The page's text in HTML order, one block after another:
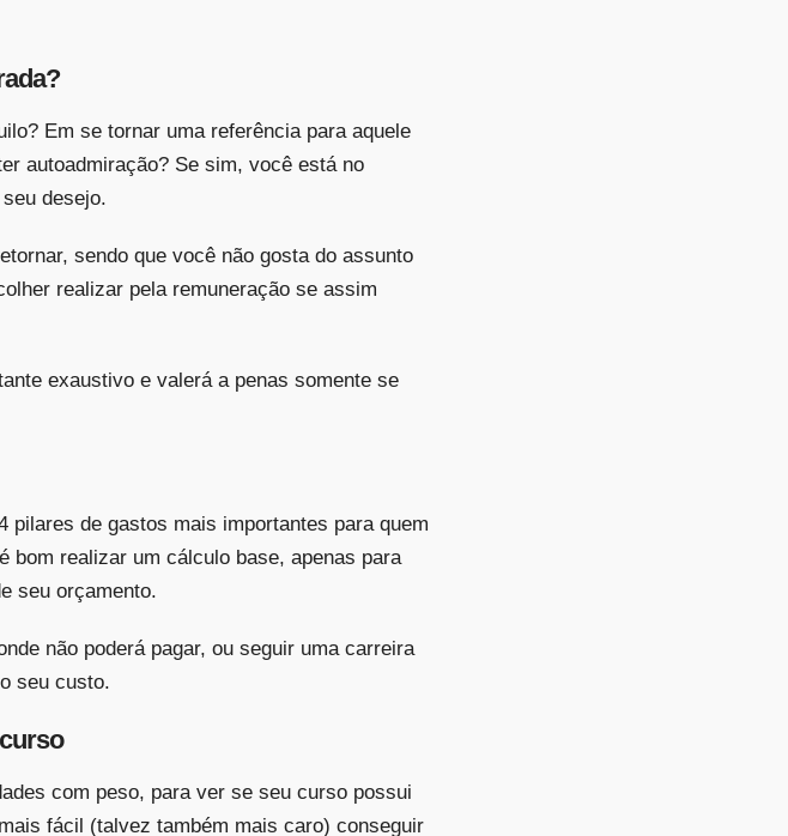
Em se tornar uma referência para aquele
autoadmiração? Se sim, você está no
desejo.
sendo que você não gosta do assunto
realizar pela remuneração se assim
exaustivo e valerá a penas somente se
de gastos mais importantes para quem
bom realizar um cálculo base, apenas para
seu orçamento.
não poderá pagar, ou seguir uma carreira
seu custo.
com peso, para ver se seu curso possui
fácil (talvez também mais caro) conseguir